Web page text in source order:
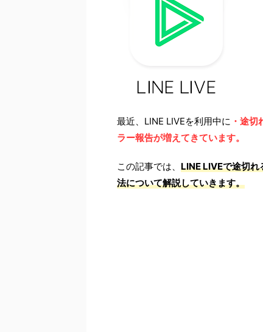
最近、LINE LIVEを利用中に ・途
ラー報告が増えてきています。
この記事では、 LINE LIVEで途切
法について解説していきます。